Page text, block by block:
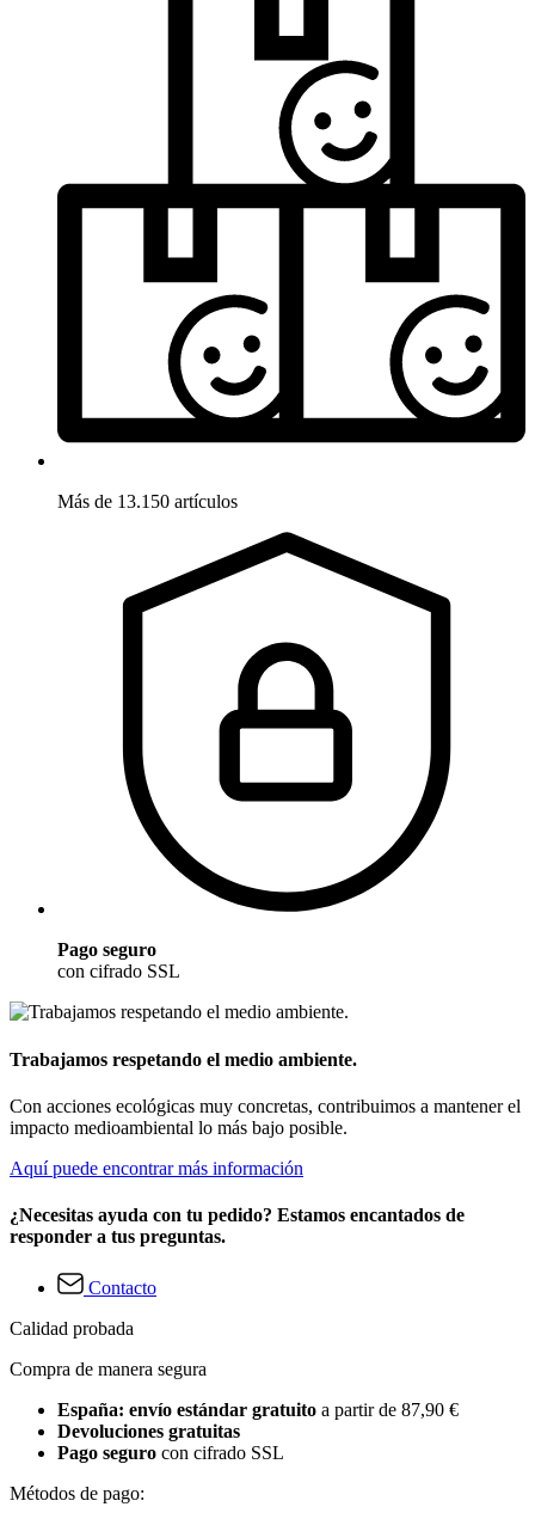
Más de 13.150 artículos
Pago seguro
con cifrado SSL
Trabajamos respetando el medio ambiente.
Con acciones ecológicas muy concretas, contribuimos a mantener el
impacto medioambiental lo más bajo posible.
Aquí puede encontrar más información
¿Necesitas ayuda con tu pedido? Estamos encantados de
responder a tus preguntas.
Contacto
Calidad probada
Compra de manera segura
España: envío estándar gratuito a partir de 87,90 €
Devoluciones gratuitas
Pago seguro con cifrado SSL
Métodos de pago: